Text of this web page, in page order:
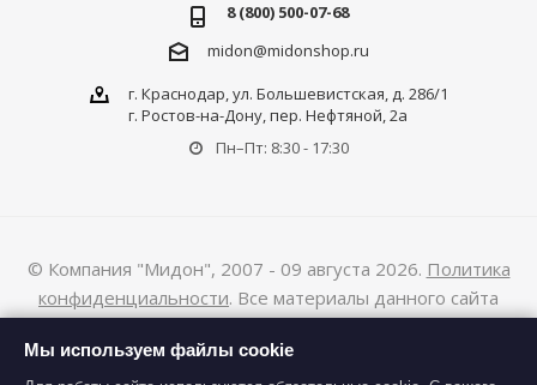
8 (800) 500-07-68
midon@midonshop.ru
г. Краснодар, ул. Большевистская, д. 286/1
г. Ростов-на-Дону, пер. Нефтяной, 2а
Пн–Пт: 8:30 - 17:30
© Компания "Мидон", 2007 - 09 августа 2026. Политика
конфиденциальности. Все материалы данного сайта
Запрещается копирование, распространение (в том числе
Мы используем файлы cookie